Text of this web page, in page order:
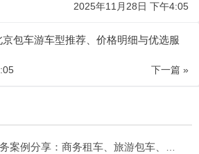
2025年11月28日 下午4:05
包车游车型推荐、价格明细与优选服
下一篇 »
北京分众租车公司服务案例分享：商务租车、旅游包车、考斯特、中巴车及企业长期用车解决方案